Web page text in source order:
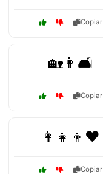
Copiar
🏡👩🛋️
Copiar
👩‍👧‍👦❤️
Copiar